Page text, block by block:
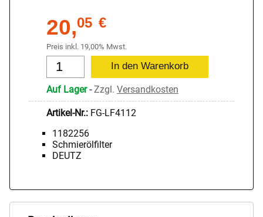
20,05 €
Preis inkl. 19,00% Mwst.
Auf Lager-Zzgl. Versandkosten
Artikel-Nr.: FG-LF4112
1182256
Schmierölfilter
DEUTZ